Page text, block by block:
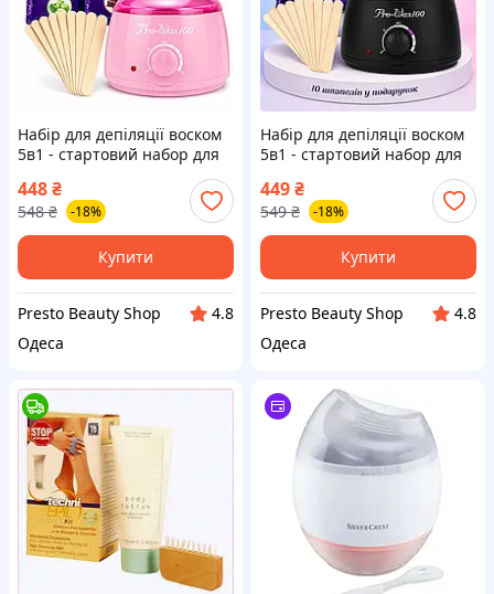
Набір для депіляції воском
5в1 - стартовий набор для
воскоплавом Pro-Wax 100W
,віск 300 г + 10 шпателів
448₴
548 ₴ -18%
Купити
Presto Beauty Shop
4.8
Одеса
Набір для депіляції воском
5в1 - стартовий набор для
воскоплавом Pro-Wax 100W
та віском 300 г + 10
шпателів
449₴
549 ₴ -18%
Купити
Presto Beauty Shop
4.8
Одеса